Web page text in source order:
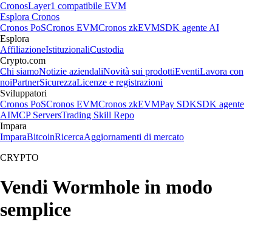
CronosLayer1 compatibile EVM
Esplora Cronos
Cronos PoSCronos EVMCronos zkEVMSDK agente AI
Esplora
AffiliazioneIstituzionaliCustodia
Crypto.com
Chi siamoNotizie aziendaliNovità sui prodottiEventiLavora con
noiPartnerSicurezzaLicenze e registrazioni
Sviluppatori
Cronos PoSCronos EVMCronos zkEVMPay SDKSDK agente
AIMCP ServersTrading Skill Repo
Impara
ImparaBitcoinRicercaAggiornamenti di mercato
CRYPTO
Vendi Wormhole in modo
semplice